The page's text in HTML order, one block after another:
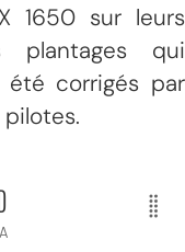
1650 sur leurs
qui
corrigés par